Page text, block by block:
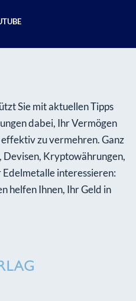
Sie mit aktuellen Tipps
dabei, Ihr Vermögen
zu vermehren. Ganz
Devisen, Kryptowährungen,
interessieren:
helfen Ihnen, Ihr Geld in